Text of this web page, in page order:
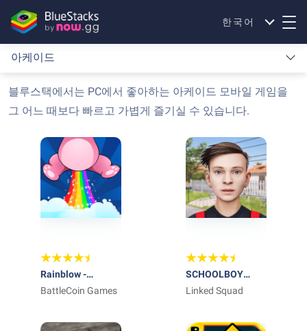
한국어
아케이드
블루스택에서는 PC에서 좋아하는 아케이드 모바일 게임을
그 어느 때보다 빠르고 가볍게 즐기실 수 있습니다.
Rainblow -
Endless Runner
BattleCoin Games
SCHOOLBOY
RUNAWAY -
Linked Squad